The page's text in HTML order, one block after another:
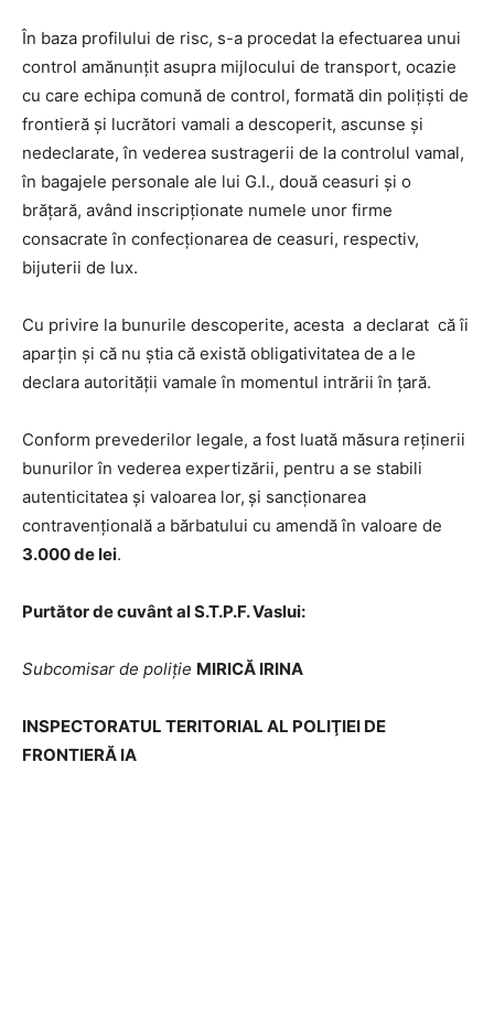
În baza profilului de risc, s-a procedat la efectuarea unui
control amănunţit asupra mijlocului de transport, ocazie
cu care echipa comună de control, formată din poliţişti de
frontieră şi lucrători vamali a descoperit, ascunse și
nedeclarate, în vederea sustragerii de la controlul vamal,
în bagajele personale ale lui G.I., două ceasuri și o
brățară, având inscripționate numele unor firme
consacrate în confecționarea de ceasuri, respectiv,
bijuterii de lux.
Cu privire la bunurile descoperite, acesta a declarat că îi
aparțin și că nu știa că există obligativitatea de a le
declara autorității vamale în momentul intrării în țară.
Conform prevederilor legale, a fost luată măsura reținerii
bunurilor în vederea expertizării, pentru a se stabili
autenticitatea și valoarea lor, şi sancţionarea
contravenţională a bărbatului cu amendă în valoare de
3.000 de lei.
Purtător de cuvânt al S.T.P.F. Vaslui:
Subcomisar de poliţie MIRICĂ IRINA
INSPECTORATUL TERITORIAL AL POLIŢIEI DE
FRONTIERĂ IA